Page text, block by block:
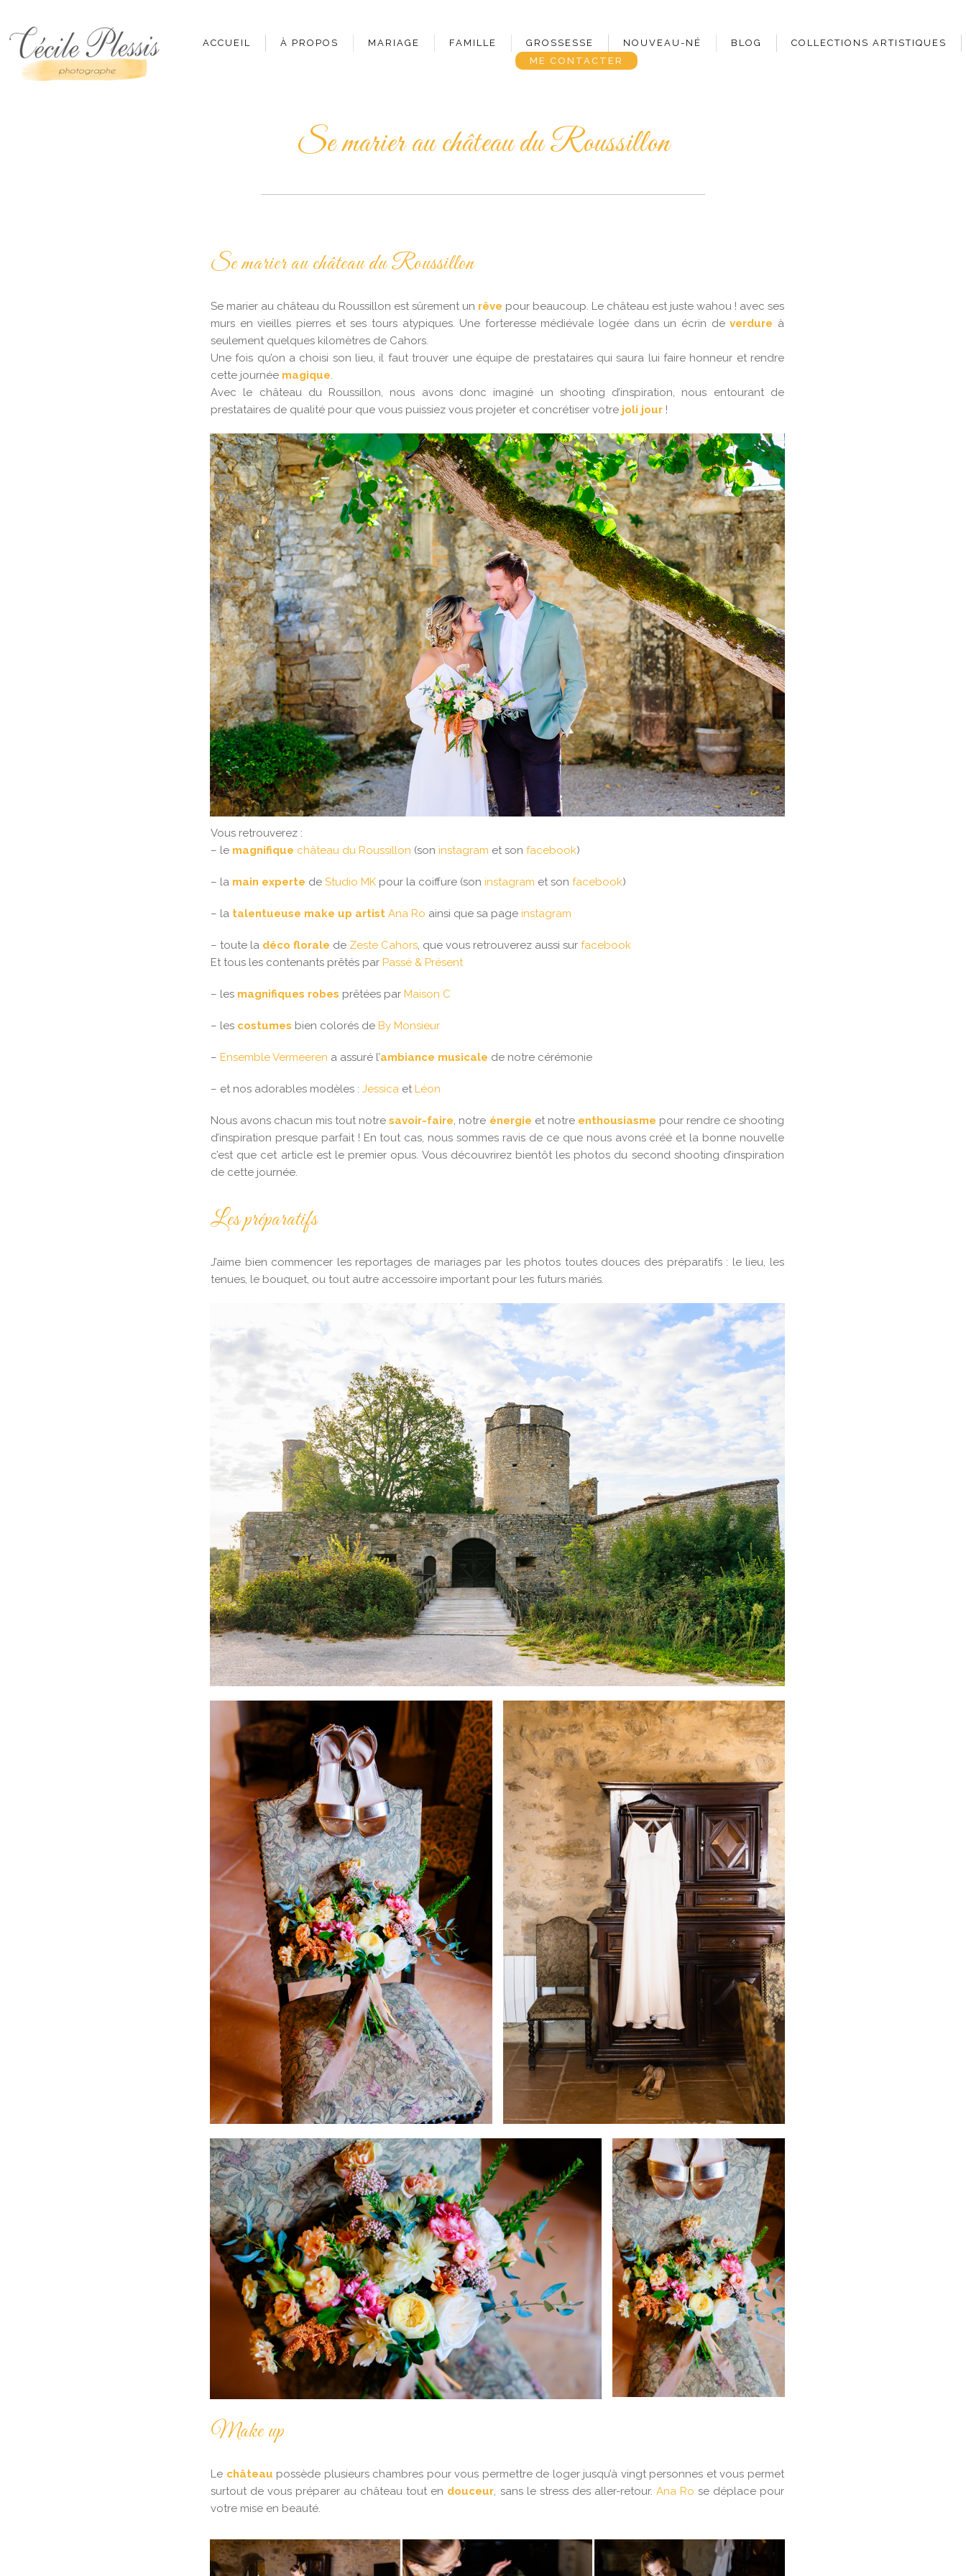
ACCUEIL À PROPOS MARIAGE FAMILLE GROSSESSE NOUVEAU-NÉ BLOG
COLLECTIONS ARTISTIQUES
ME CONTACTER
Se marier au château du Roussillon
Se marier au château du Roussillon
Se marier au château du Roussillon est sûrement un rêve pour beaucoup. Le château est juste wahou ! avec ses
murs en vieilles pierres et ses tours atypiques. Une forteresse médiévale logée dans un écrin deverdure à
seulement quelques kilomètres de Cahors.
Une fois qu’on a choisi son lieu, il faut trouver une équipe de prestataires qui saura lui faire honneur et rendre
cette journée magique.
Avec le château du Roussillon, nous avons donc imaginé un shooting d’inspiration, nous entourant de
prestataires de qualité pour que vous puissiez vous projeter et concrétiser votre joli jour !
Vous retrouverez :
– le magnifique château du Roussillon (son instagram et son facebook)
– la main experte de Studio MK pour la coiffure (son instagram et son facebook)
– la talentueuse make up artist Ana Ro ainsi que sa page instagram
– toute la déco florale de Zeste Cahors, que vous retrouverez aussi sur facebook
Et tous les contenants prêtés par Passé & Présent
– les magnifiques robes prêtées par Maison C
– les costumes bien colorés de By Monsieur
– Ensemble Vermeeren a assuré l’ambiance musicale de notre cérémonie
– et nos adorables modèles : Jessica et Léon
Nous avons chacun mis tout notresavoir-faire, notre énergie et notre enthousiasme pour rendre ce shooting
d’inspiration presque parfait ! En tout cas, nous sommes ravis de ce que nous avons créé et la bonne nouvelle
c’est que cet article est le premier opus. Vous découvrirez bientôt les photos du second shooting d’inspiration
de cette journée.
Les préparatifs
J’aime bien commencer les reportages de mariages par les photos toutes douces des préparatifs : le lieu, les
tenues, le bouquet, ou tout autre accessoire important pour les futurs mariés.
Make up
Le château possède plusieurs chambres pour vous permettre de loger jusqu’à vingt personnes et vous permet
surtout de vous préparer au château tout en douceur, sans le stress des aller-retour. Ana Ro se déplace pour
votre mise en beauté.